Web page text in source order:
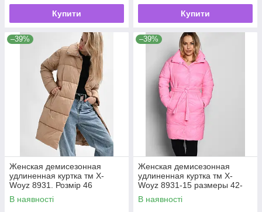
Купити Купити
–39%
Женская демисезонная
удлиненная куртка тм X-
Woyz 8931. Розмір 46
В наявності
–39%
Женская демисезонная
удлиненная куртка тм X-
Woyz 8931-15 размеры 42-
48
В наявності